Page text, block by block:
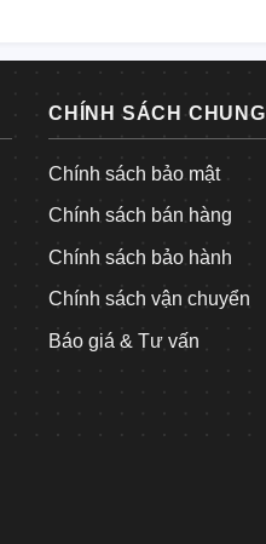
CHÍNH SÁCH CHUNG
Chính sách bảo mật
Chính sách bán hàng
Chính sách bảo hành
Chính sách vận chuyển
Báo giá & Tư vấn